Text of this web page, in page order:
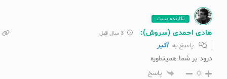
نگارنده پست
هادی احمدی (سروش):
پاسخ بهاکبر
درود بر شما همینطوره
0 پاسخ